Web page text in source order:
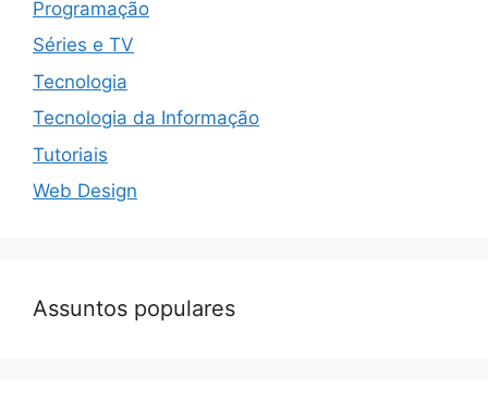
Programação
Séries e TV
Tecnologia
Tecnologia da Informação
Tutoriais
Web Design
Assuntos populares